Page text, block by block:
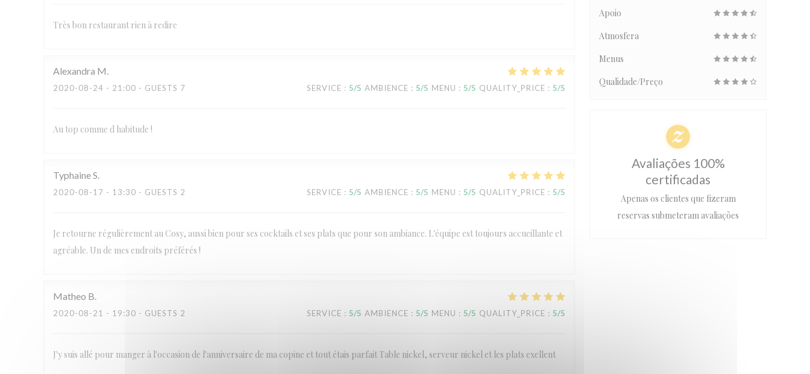
Très bon restaurant rien à redire
Alexandra M
2020-08-24 - 21:00 - GUESTS 7 SERVICE : 5/5 AMBIENCE : 5/5 MENU : 5/5 QUALITY_PRICE : 5/5
Au top comme d habitude !
TyphaineS
2020-08-17 - 13:30 - GUESTS 2 SERVICE : 5/5 AMBIENCE : 5/5 MENU : 5/5 QUALITY_PRICE : 5/5
Je retourne régulièrement au Cosy, aussi bien pour ses cocktails et ses plats que pour son ambiance. L'équipe est toujours accueillante et
agréable. Un de mes endroits préférés !
Matheo B
2020-08-21 - 19:30 - GUESTS 2 SERVICE : 5/5 AMBIENCE : 5/5 MENU : 5/5 QUALITY_PRICE : 5/5
J'y suis allé pour manger à l'occasion de l'anniversaire de ma copine et tout étais parfait Table nickel, serveur nickel et les plats exellent
Apoio
Atmosfera
Menus
Qualidade/Preço
Avaliações 100%
certificadas
Apenas os clientes que fizeram
reservas submeteram avaliações